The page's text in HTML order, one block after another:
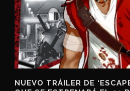
NUEVO TRÁILER DE